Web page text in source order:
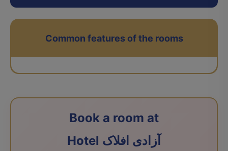
Common features of the rooms
Book a room at
Hotel آزادی افلاک